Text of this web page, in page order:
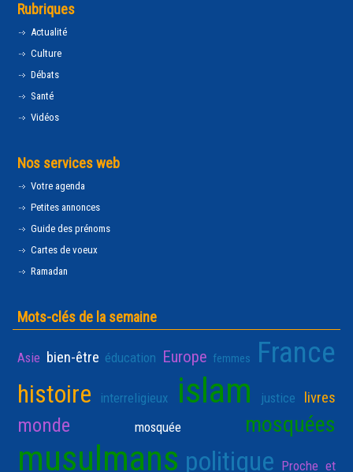
Rubriques
Actualité
Culture
Débats
Santé
Vidéos
Nos services web
Votre agenda
Petites annonces
Guide des prénoms
Cartes de voeux
Ramadan
Mots-clés de la semaine
Asie bien-être éducation Europe femmes France
histoire interreligieux islam justice livres
monde mosquée mosquées
musulmans politique Proche et